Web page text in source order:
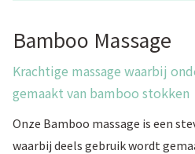
Bamboo Massage
Krachtige massage waarbij
gemaakt van bamboo stokken
Onze Bamboo massage is een
waarbij deels gebruik wordt